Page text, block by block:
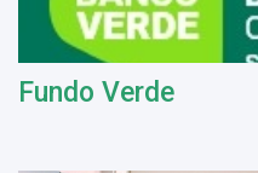
Fundo Verde